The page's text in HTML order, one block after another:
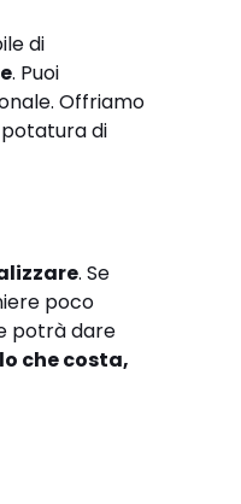
di
. Puoi
Offriamo
potatura di
. Se
poco
potrà dare
che costa,